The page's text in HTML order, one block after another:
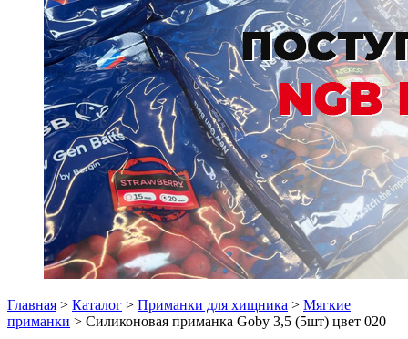
Главная > Каталог > Приманки для хищника > Мягкие
приманки > Силиконовая приманка Goby 3,5 (5шт) цвет 020